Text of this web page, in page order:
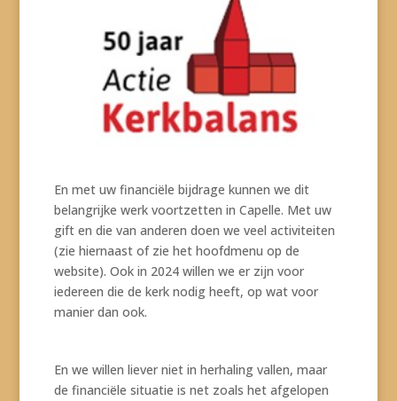
En met uw financiële bijdrage kunnen we dit
belangrijke werk voortzetten in Capelle. Met uw
gift en die van anderen doen we veel activiteiten
(zie hiernaast of zie het hoofdmenu op de
website). Ook in 2024 willen we er zijn voor
iedereen die de kerk nodig heeft, op wat voor
manier dan ook.
En we willen liever niet in herhaling vallen, maar
de financiële situatie is net zoals het afgelopen